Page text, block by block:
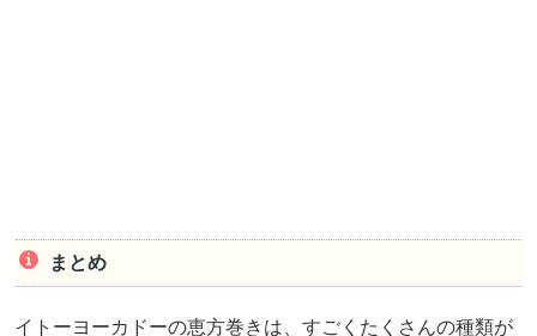
まとめ
イトーヨーカドーの恵方巻きは、すごくたくさんの種類が